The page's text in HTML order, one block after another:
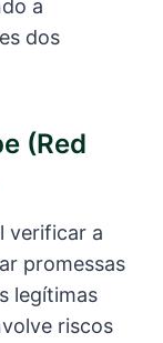
a
dos
(red
verificar a
promessas
legítimas
riscos